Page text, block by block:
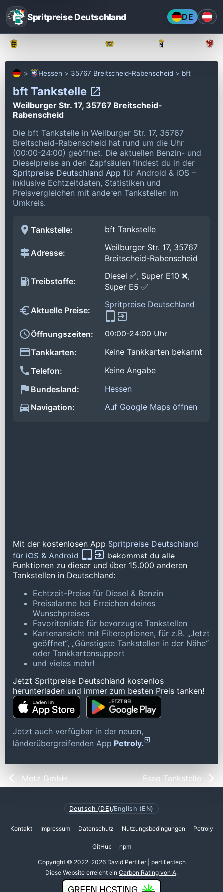
Spritpreise Deutschland DE
Hessen 35767 Breitscheid-Rabenscheid bft
bft Tankstelle
Weilburger Str. 17, 35767 Breitscheid-
Rabenscheid
Die bft Tankstelle in Weilburger Str. 17, 35767
Breitscheid-Rabenscheid hat rund um die Uhr
(00:00-24:00) geöffnet. Die aktuellen Benzin- und
Dieselpreise an den Zapfsäulen findest du in der
Spritpreise Deutschland App für Android & iOS –
inklusive Echtzeitdaten, Statistiken und
Preisvergleichen mit anderen Tankstellen im
Umkreis.
Tankstelle: bft Tankstelle
Adresse:
Weilburger Str. 17, 35767
Breitscheid-Rabenscheid
Treibstoffe:
Diesel ✅, Super E10 ❌,
Super E5 ✅
Aktuelle Preise:
Spritpreise Deutschland
Öffnungszeiten:
00:00-24:00 Uhr
Tankkarten:
Keine Tankkarten bekannt
Telefon:
Keine Angabe
Bundesland:
Hessen
Navigation:
Auf Google Maps öffnen
Mit der kostenlosen App Spritpreise Deutschland
für iOS & Android
bekommst du alle
Funktionen zu dieser und über 15.000 anderen
Tankstellen in Deutschland:
Echtzeit-Preise für Diesel & Benzin
Preisalarme bei Erreichen deines
Wunschpreises
Favoritenliste für bevorzugte Tankstellen
Kartenansicht mit Filteroptionen, für z.B. „Jetzt
geöffnet“, „Günstigste Tankstellen in der Nähe“
oder Tankkartensupport
und vieles mehr!
Jetzt Spritpreise Deutschland kostenlos
herunterladen und immer zum besten Preis tanken!
Jetzt auch verfügbar in der neuen,
länderübergreifenden App Petroly.
Metz GmbH Esso Tankstelle
Deutsch (DE) /English (EN)
Kontakt Impressum Datenschutz Nutzungsbedingungen Petroly
GitHub npm
Copyright © 2022-2026 David Pertiller | pertiller.tech
Diese Website erreicht ein Carbon Rating von A.